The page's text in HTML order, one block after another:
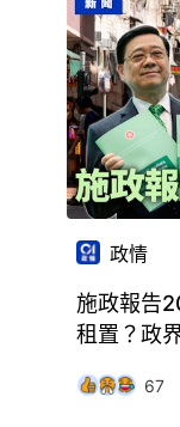
政情
施政報告
租置？政
67